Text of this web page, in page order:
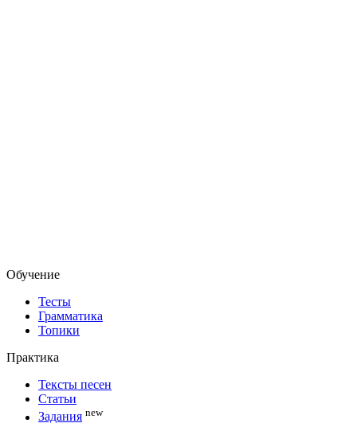
Обучение
Тесты
Грамматика
Топики
Практика
Тексты песен
Статьи
Задания new